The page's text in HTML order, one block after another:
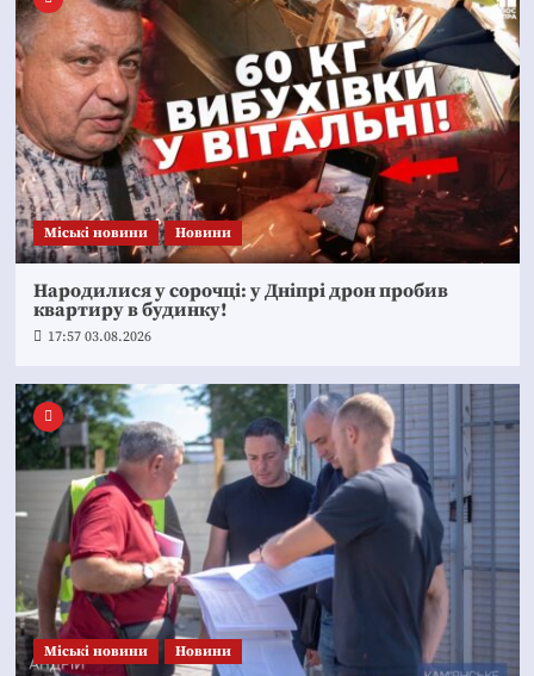
Mіські новини Новини
Народилися у сорочці: у Дніпрі дрон пробив
квартиру в будинку!
17:57 03.08.2026
Mіські новини Новини